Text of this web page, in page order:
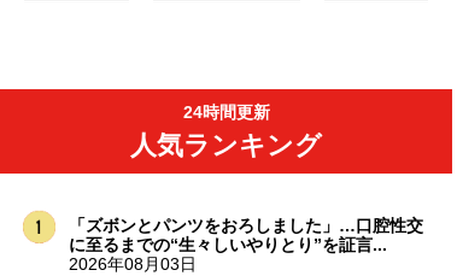
24時間更新
人気ランキング
「ズボンとパンツをおろしました」…口腔性交
に至るまでの“生々しいやりとり”を証言...
2026年08月03日